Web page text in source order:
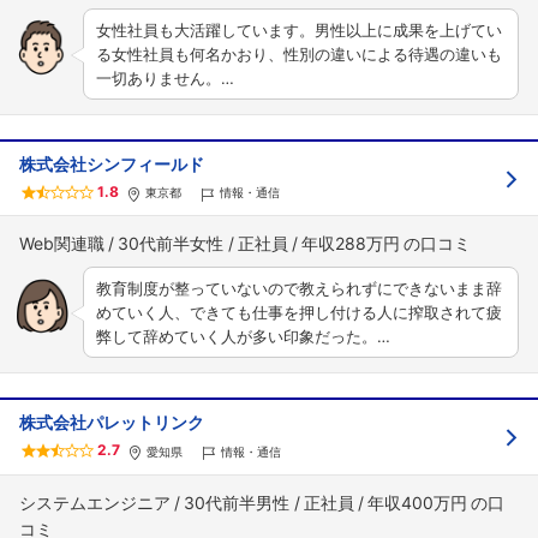
女性社員も大活躍しています。男性以上に成果を上げてい
る女性社員も何名かおり、性別の違いによる待遇の違いも
一切ありません。…
株式会社シンフィールド
1.8 東京都 情報・通信
Web関連職 30代前半女性 正社員 年収288万円
教育制度が整っていないので教えられずにできないまま辞
めていく人、できても仕事を押し付ける人に搾取されて疲
弊して辞めていく人が多い印象だった。…
株式会社パレットリンク
2.7 愛知県 情報・通信
システムエンジニア 30代前半男性 正社員 年収400万円